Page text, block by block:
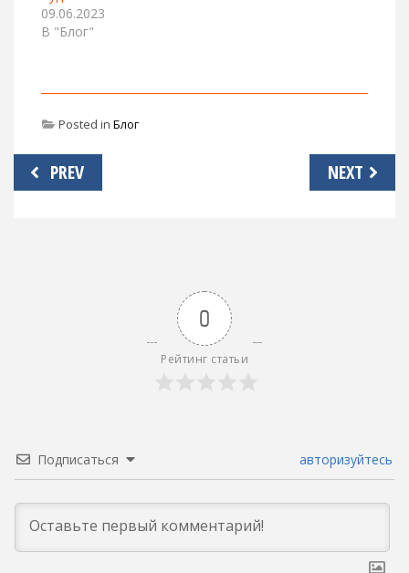
09.06.2023
В "Блог"
Posted in Блог
Навигация
по
PREV NEXT
0
Рейтинг статьи
Подписаться авторизуйтесь